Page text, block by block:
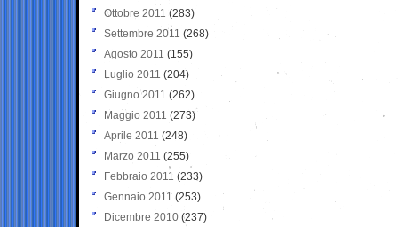
Ottobre 2011 (283)
Settembre 2011 (268)
Agosto 2011 (155)
Luglio 2011 (204)
Giugno 2011 (262)
Maggio 2011 (273)
Aprile 2011 (248)
Marzo 2011 (255)
Febbraio 2011 (233)
Gennaio 2011 (253)
Dicembre 2010 (237)